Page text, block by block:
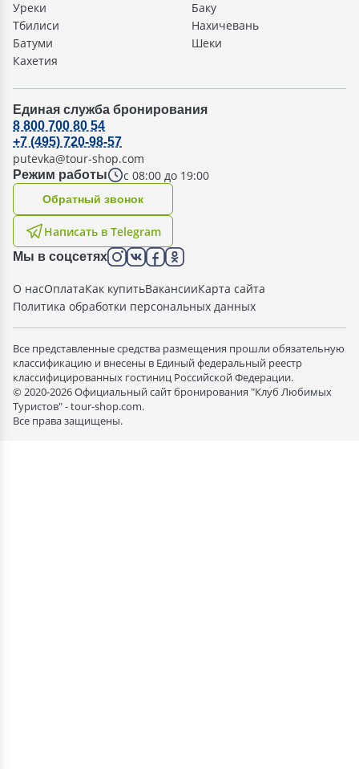
Уреки
Тбилиси
Батуми
Кахетия
Баку
Нахичевань
Шеки
Единая служба бронирования
Режим работы с 08:00 до 19:00
8 800 700 80 54
+7 (495) 720-98-57
putevka@tour-shop.com
Написать в Telegram
Oбратный звонок
Мы в соцсетях
О насОплатаКак купитьВакансииКарта сайта
Политика обработки персональных данных
Все представленные средства размещения прошли обязательную
классификацию и внесены в Единый федеральный реестр
классифицированных гостиниц Российской Федерации.
© 2020-2026 Официальный сайт бронирования "Клуб Любимых
Туристов" - tour-shop.com.
Все права защищены.